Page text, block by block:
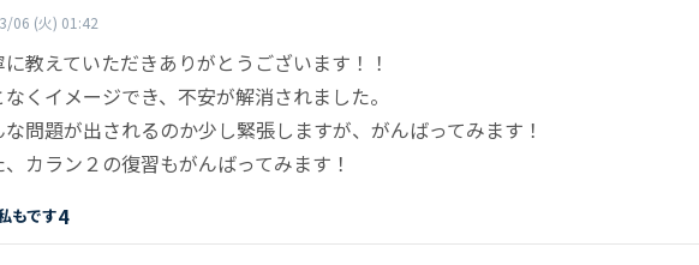
06 (火) 01:42
に教えていただきありがとうございます！！
なくイメージでき、不安が解消されました。
な問題が出されるのか少し緊張しますが、がんばってみます！
、カラン２の復習もがんばってみます！
もです4